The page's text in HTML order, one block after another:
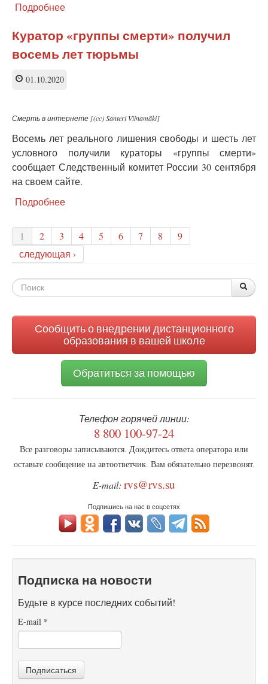
Подробнее
групп
с
опасным
депутат
Куратор «группы смерти» получил
восемь лет тюрьмы
01.10.2020
Смерть в интернете [(cc) Santeri Viinamäki]
Восемь лет реального лишения свободы и шесть лет
условного получили кураторы «группы смерти»
сообщает Следственный комитет России 30 сентября
на своем сайте.
Подробнее
«группы
смерти»
получил
восемь
1 2 3 4 5 6 7 8
9
следующая ›
Форма
Сообщить о внедрении дистанционного
образования в вашей школе
Обратиться за помощью
Телефон горячей линии:
8 800 100-97-24
Все разговоры записываются. Дождитесь ответа оператора или
оставьте сообщение на автоответчик. Вам обязательно перезвонят.
E-mail: rvs@rvs.su
Подпишись на нас в соцсетях
Подписка на новости
Будьте в курсе последних событий!
E-mail *
Подписаться